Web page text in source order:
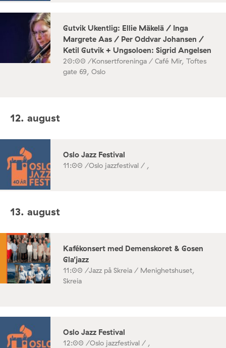
Gutvik Ukentlig: Ellie Mäkelä / Inga
Margrete Aas / Per Oddvar Johansen /
Ketil Gutvik + Ungsoloen: Sigrid Angelsen
20:00 /Konsertforeninga / Café Mir, Toftes
gate 69, Oslo
12. august
Oslo Jazz Festival
11:00 /Oslo jazzfestival / ,
13. august
Kafékonsert med Demenskoret & Gosen
Gla’jazz
11:00 /Jazz på Skreia / Menighetshuset,
Skreia
Oslo Jazz Festival
12:00 /Oslo jazzfestival / ,